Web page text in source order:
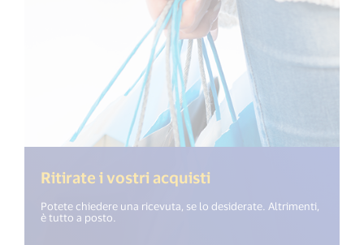
Ritirate i vostri acquisti
Potete chiedere una ricevuta, se lo desiderate. Altrimenti,
è tutto a posto.